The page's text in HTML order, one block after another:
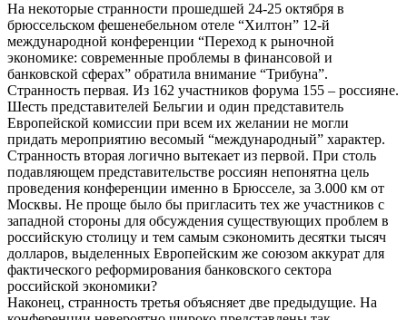
На некоторые странности прошедшей 24-25 октября в
брюссельском фешенебельном отеле “Хилтон” 12-й
международной конференции “Переход к рыночной
экономике: современные проблемы в финансовой и
банковской сферах” обратила внимание “Трибуна”.
Странность первая. Из 162 участников форума 155 – россияне.
Шесть представителей Бельгии и один представитель
Европейской комиссии при всем их желании не могли
придать мероприятию весомый “международный” характер.
Странность вторая логично вытекает из первой. При столь
подавляющем представительстве россиян непонятна цель
проведения конференции именно в Брюсселе, за 3.000 км от
Москвы. Не проще было бы пригласить тех же участников с
западной стороны для обсуждения существующих проблем в
российскую столицу и тем самым сэкономить десятки тысяч
долларов, выделенных Европейским же союзом аккурат для
фактического реформирования банковского сектора
российской экономики?
Наконец, странность третья объясняет две предыдущие. На